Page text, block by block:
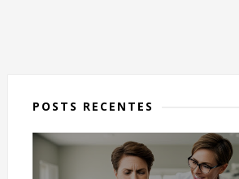
POSTS RECENTES